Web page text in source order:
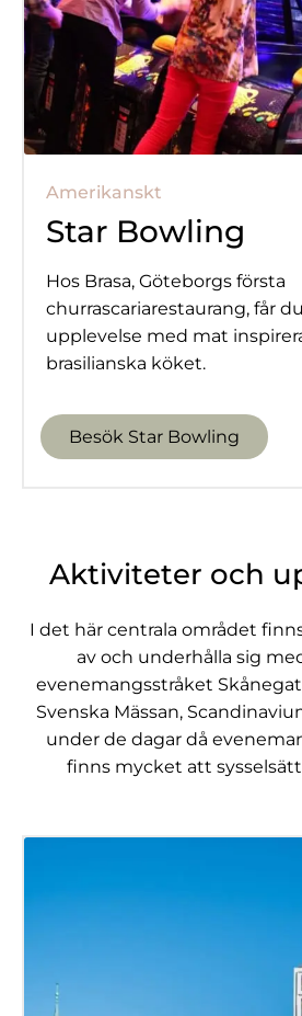
Amerikanskt
Star Bowling
Hos Brasa, Göteborgs första
churrascariarestaurang, får
upplevelse med mat
brasilianska köket.
Besök Star Bowling
Aktiviteter och
I det här centrala området
av och underhålla sig
evenemangsstråket
Svenska Mässan,
under de dagar då
finns mycket att